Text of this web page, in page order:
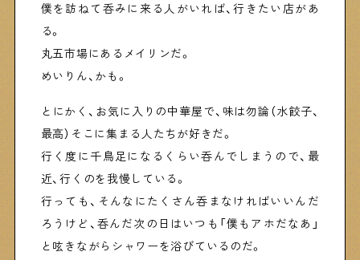
僕を訪ねて呑みに来る人がいれば、行きたい店があ
る。
丸五市場にあるメイリンだ。
めいりん、かも。
とにかく、お気に入りの中華屋で、味は勿論（水餃子、
最高）そこに集まる人たちが好きだ。
行く度に千鳥足になるくらい呑んでしまうので、最
近、行くのを我慢している。
行っても、そんなにたくさん呑まなければいいんだ
ろうけど、呑んだ次の日はいつも「僕もアホだなあ」
と呟きながらシャワーを浴びているのだ。